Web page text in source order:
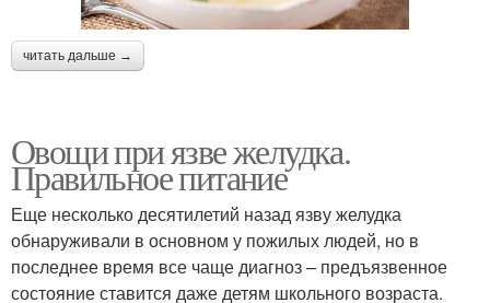
читать дальше →
Овощи при язве желудка.
Правильное питание
Еще несколько десятилетий назад язву желудка
обнаруживали в основном у пожилых людей, но в
последнее время все чаще диагноз – предъязвенное
состояние ставится даже детям школьного возраста.